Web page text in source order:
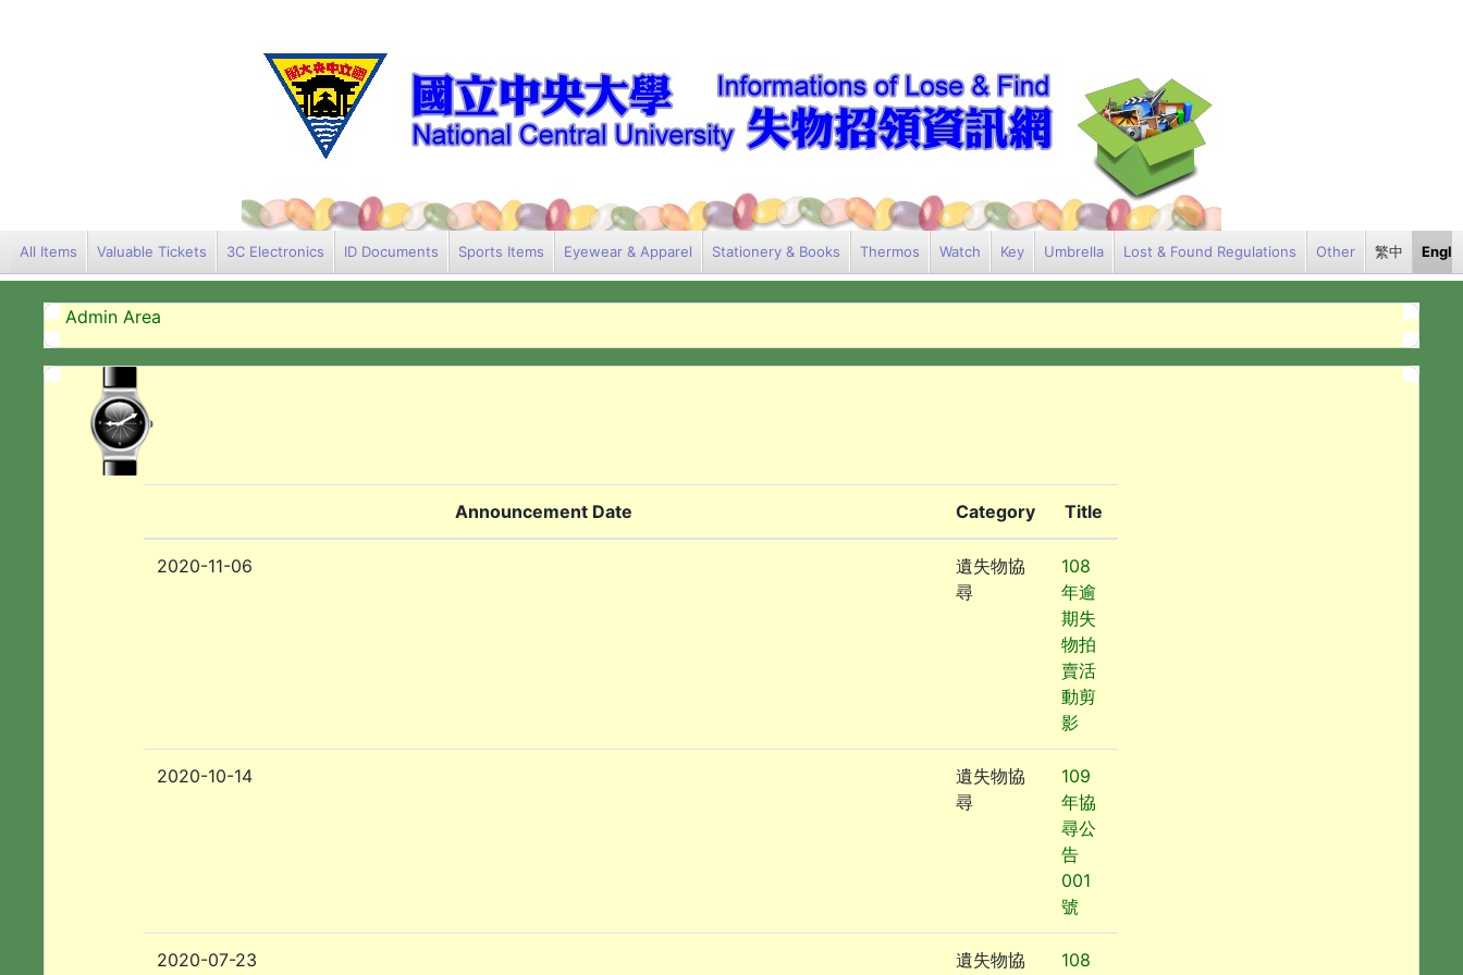
All Items Valuable Tickets 3C Electronics ID Documents Sports Items Eyewear & Apparel Stationery & Books Thermos Watch Key Umbrella Lost & Found Regulations Other 繁中
Admin Area
Announcement Date Category Title
2020-11-06
遺失物協
尋
108
年逾
期失
物拍
賣活
動剪
影
2020-10-14
遺失物協
尋
109
年協
尋公
告
001
號
2020-07-23
遺失物協
108